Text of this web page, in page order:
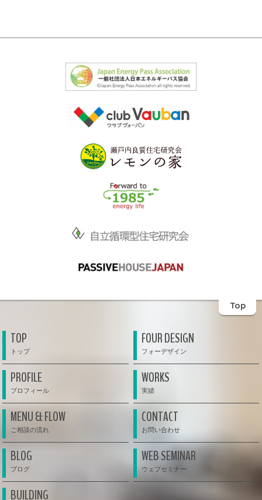
Top
TOP FOUR DESIGN
PROFILE WORKS
MENU & FLOW CONTACT
BLOG WEB SEMINAR
BUILDING